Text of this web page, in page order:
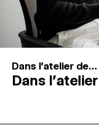
Dans l'atelier de...
Dans